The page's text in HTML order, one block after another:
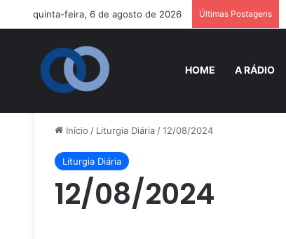
quinta-feira, 6 de agosto de 2026 Últimas Postagens
HOME A RÁDIO
Início / Liturgia Diária /12/08/2024
Liturgia Diária
12/08/2024